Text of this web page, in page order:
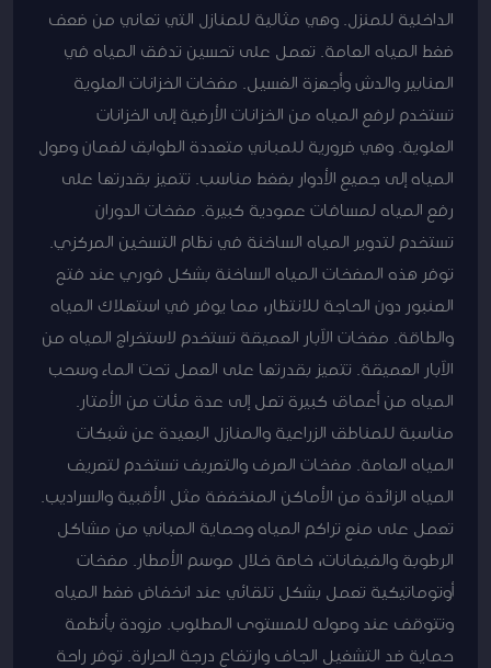
الداخلية للمنزل. وهي مثالية للمنازل التي تعاني من ضعف
ضغط المياه العامة. تعمل على تحسين تدفق المياه في
الصنابير والدش وأجهزة الغسيل. مضخات الخزانات العلوية
تستخدم لرفع المياه من الخزانات الأرضية إلى الخزانات
العلوية. وهي ضرورية للمباني متعددة الطوابق لضمان وصول
المياه إلى جميع الأدوار بضغط مناسب. تتميز بقدرتها على
رفع المياه لمسافات عمودية كبيرة. مضخات الدوران
تستخدم لتدوير المياه الساخنة في نظام التسخين المركزي.
توفر هذه المضخات المياه الساخنة بشكل فوري عند فتح
الصنبور دون الحاجة للانتظار، مما يوفر في استهلاك المياه
والطاقة. مضخات الآبار العميقة تستخدم لاستخراج المياه من
الآبار العميقة. تتميز بقدرتها على العمل تحت الماء وسحب
المياه من أعماق كبيرة تصل إلى عدة مئات من الأمتار.
مناسبة للمناطق الزراعية والمنازل البعيدة عن شبكات
المياه العامة. مضخات الصرف والتصريف تستخدم لتصريف
المياه الزائدة من الأماكن المنخفضة مثل الأقبية والسراديب.
تعمل على منع تراكم المياه وحماية المباني من مشاكل
الرطوبة والفيضانات، خاصة خلال موسم الأمطار. مضخات
أوتوماتيكية تعمل بشكل تلقائي عند انخفاض ضغط المياه
وتتوقف عند وصوله للمستوى المطلوب. مزودة بأنظمة
حماية ضد التشغيل الجاف وارتفاع درجة الحرارة. توفر راحة